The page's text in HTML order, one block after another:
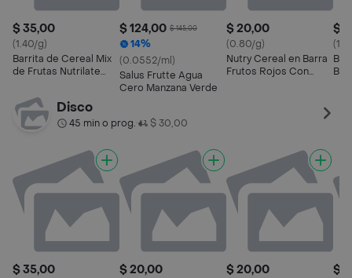
$ 35,00
(1.40/g)
Barrita de Cereal Mix
de Frutas Nutrilate
$ 124,00 $ 145,00
14%
(0.0552/ml)
Salus Frutte Agua
Cero Manzana Verde
$ 20,00
(0.80/g)
Nutry Cereal en Barra
Frutos Rojos Con
$
Disco
45 min o prog.• $ 30,00
$ 35,00 $ 20,00 $ 20,00 $